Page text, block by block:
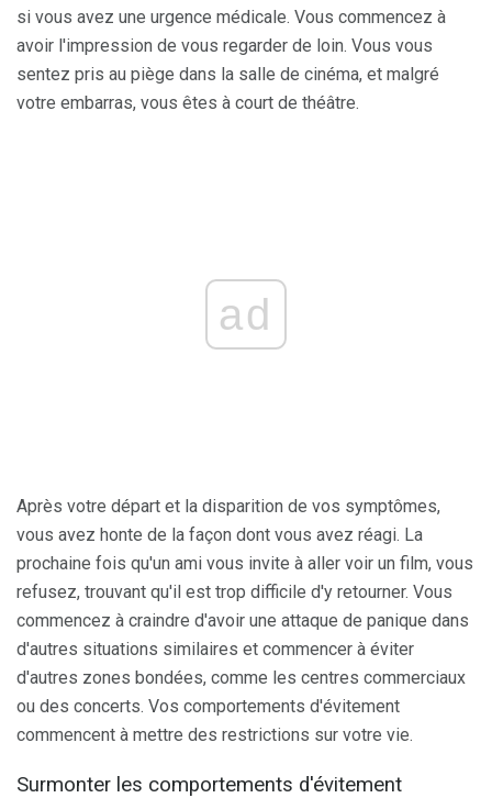
si vous avez une urgence médicale. Vous commencez à
avoir l'impression de vous regarder de loin. Vous vous
sentez pris au piège dans la salle de cinéma, et malgré
votre embarras, vous êtes à court de théâtre.
ad
Après votre départ et la disparition de vos symptômes,
vous avez honte de la façon dont vous avez réagi. La
prochaine fois qu'un ami vous invite à aller voir un film, vous
refusez, trouvant qu'il est trop difficile d'y retourner. Vous
commencez à craindre d'avoir une attaque de panique dans
d'autres situations similaires et commencer à éviter
d'autres zones bondées, comme les centres commerciaux
ou des concerts. Vos comportements d'évitement
commencent à mettre des restrictions sur votre vie.
Surmonter les comportements d'évitement